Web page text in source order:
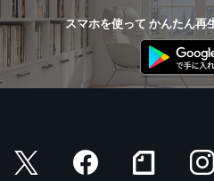
●８章「緊急・トラブル」
・急病人
・地震
・火災
●付録「丁寧表現早見表」
スマホを使って かんたん再